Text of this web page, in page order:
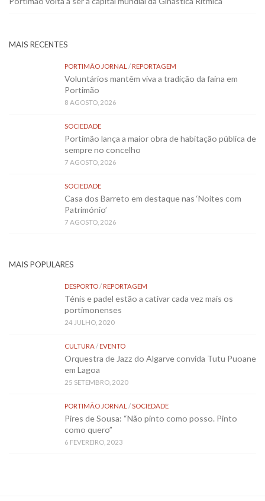
MAIS RECENTES
PORTIMÃO JORNAL /REPORTAGEM
Voluntários mantêm viva a tradição da faina em
Portimão
8 AGOSTO, 2026
SOCIEDADE
Portimão lança a maior obra de habitação pública de
sempre no concelho
7 AGOSTO, 2026
SOCIEDADE
Casa dos Barreto em destaque nas ‘Noites com
Património’
7 AGOSTO, 2026
MAIS POPULARES
DESPORTO/REPORTAGEM
Ténis e padel estão a cativar cada vez mais os
portimonenses
24 JULHO, 2020
CULTURA/EVENTO
Orquestra de Jazz do Algarve convida Tutu Puoane
em Lagoa
25 SETEMBRO, 2020
PORTIMÃO JORNAL /SOCIEDADE
Pires de Sousa: “Não pinto como posso. Pinto
como quero”
6 FEVEREIRO, 2023